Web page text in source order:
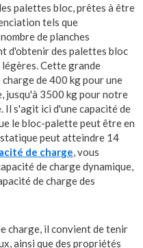
palettes bloc, prêtes à être
tels que
de planches
d'obtenir des palettes bloc
Cette grande
de 400 kg pour une
jusqu'à 3500 kg pour notre
Il s'agit ici d'une capacité de
le bloc-palette peut être en
peut atteindre 14
de charge , vous
de charge dynamique,
de charge des
charge, il convient de tenir
ainsi que des propriétés